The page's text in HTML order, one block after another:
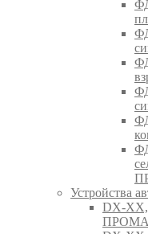
Устройства
DX-XX,
ПРОМА